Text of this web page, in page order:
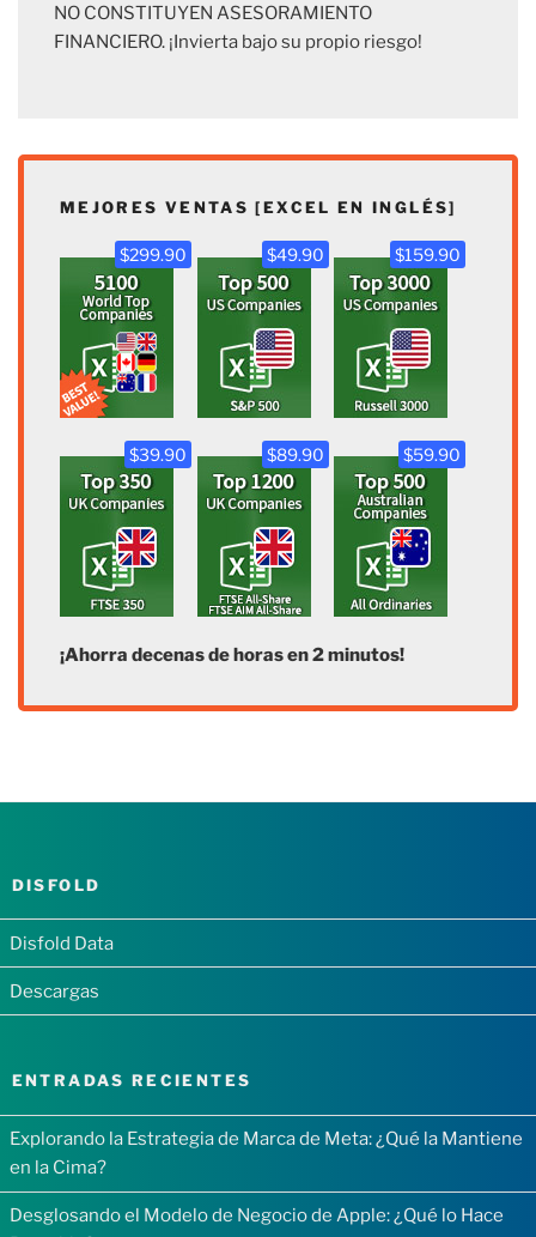
NO CONSTITUYEN ASESORAMIENTO
FINANCIERO. ¡Invierta bajo su propio riesgo!
MEJORES VENTAS [EXCEL EN INGLÉS]
$299.90 $49.90 $159.90
$39.90 $89.90 $59.90
¡Ahorra decenas de horas en 2 minutos!
DISFOLD
Disfold Data
Descargas
ENTRADAS RECIENTES
Explorando la Estrategia de Marca de Meta: ¿Qué la Mantiene
en la Cima?
Desglosando el Modelo de Negocio de Apple: ¿Qué lo Hace